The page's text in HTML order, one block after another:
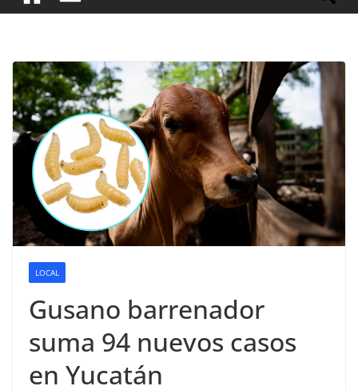
LOCAL
Gusano barrenador
suma 94 nuevos casos
en Yucatán